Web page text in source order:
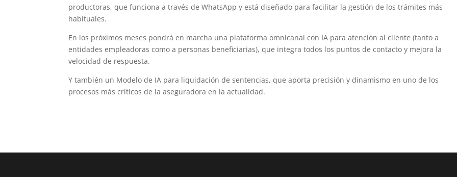
productoras, que funciona a través de WhatsApp y está diseñado para facilitar la gestión de los trámites más
habituales.
En los próximos meses pondrá en marcha una plataforma omnicanal con IA para atención al cliente (tanto a
entidades empleadoras como a personas beneficiarias), que integra todos los puntos de contacto y mejora la
velocidad de respuesta.
Y también un Modelo de IA para liquidación de sentencias, que aporta precisión y dinamismo en uno de los
procesos más críticos de la aseguradora en la actualidad.